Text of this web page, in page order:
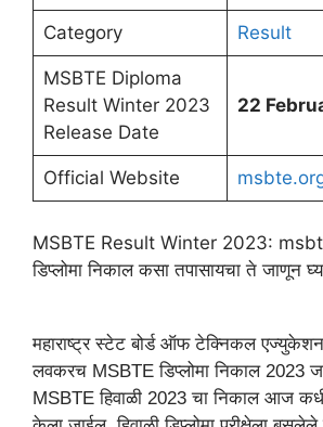
Category Result
MSBTE Diploma
Result Winter 2023
Release Date
22
Official Website
MSBTE Result Winter 2023:
डिप्लोमा निकाल कसा तपासायचा ते जाणून
महाराष्ट्र स्टेट बोर्ड ऑफ टेक्निकल
लवकरच MSBTE डिप्लोमा निकाल 2023
MSBTE हिवाळी 2023 चा निकाल आज